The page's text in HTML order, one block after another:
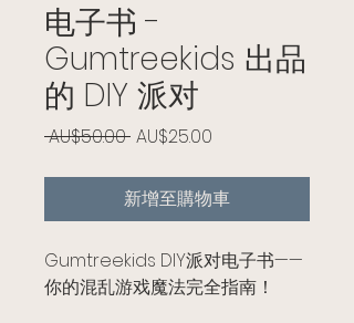
电子书 -
Gumtreekids 出品
的 DIY 派对
AU$50.00 一般價格
AU$25.00
新增至購物車
Gumtreekids DIY派对电子书——
你的混乱游戏魔法完全指南！